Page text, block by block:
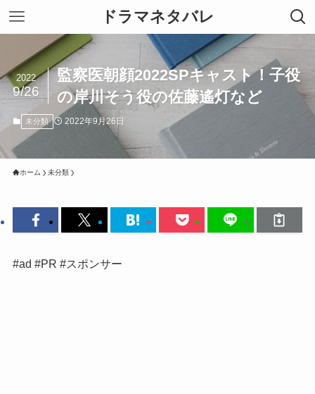
ドラマネタバレ
監察医朝顔2022SPキャスト！子役
の岸川そう役の佐藤遙灯など
2022
9/26
未分類 2022年9月26日
ホーム 未分類
#ad #PR #スポンサー